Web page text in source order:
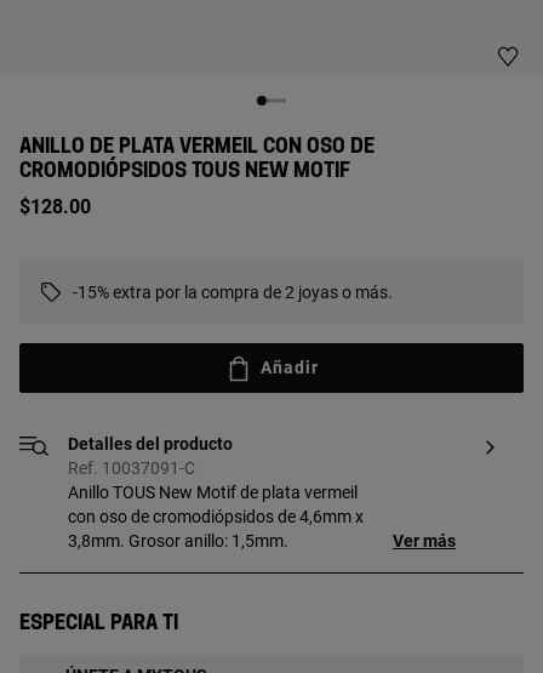
ANILLO DE PLATA VERMEIL CON OSO DE
CROMODIÓPSIDOS TOUS NEW MOTIF
$128.00
-15% extra por la compra de 2 joyas o más.
Añadir
Detalles del producto
Ref. 10037091-C
Anillo TOUS New Motif de plata vermeil
con oso de cromodiópsidos de 4,6mm x
3,8mm. Grosor anillo: 1,5mm.
Ver más
Especial para ti